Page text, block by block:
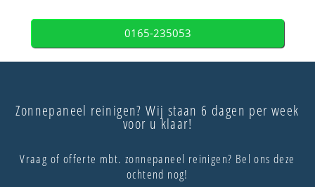
0165-235053
Zonnepaneel reinigen? Wij staan 6 dagen per week
voor u klaar!
Vraag of offerte mbt. zonnepaneel reinigen? Bel ons deze
ochtend nog!